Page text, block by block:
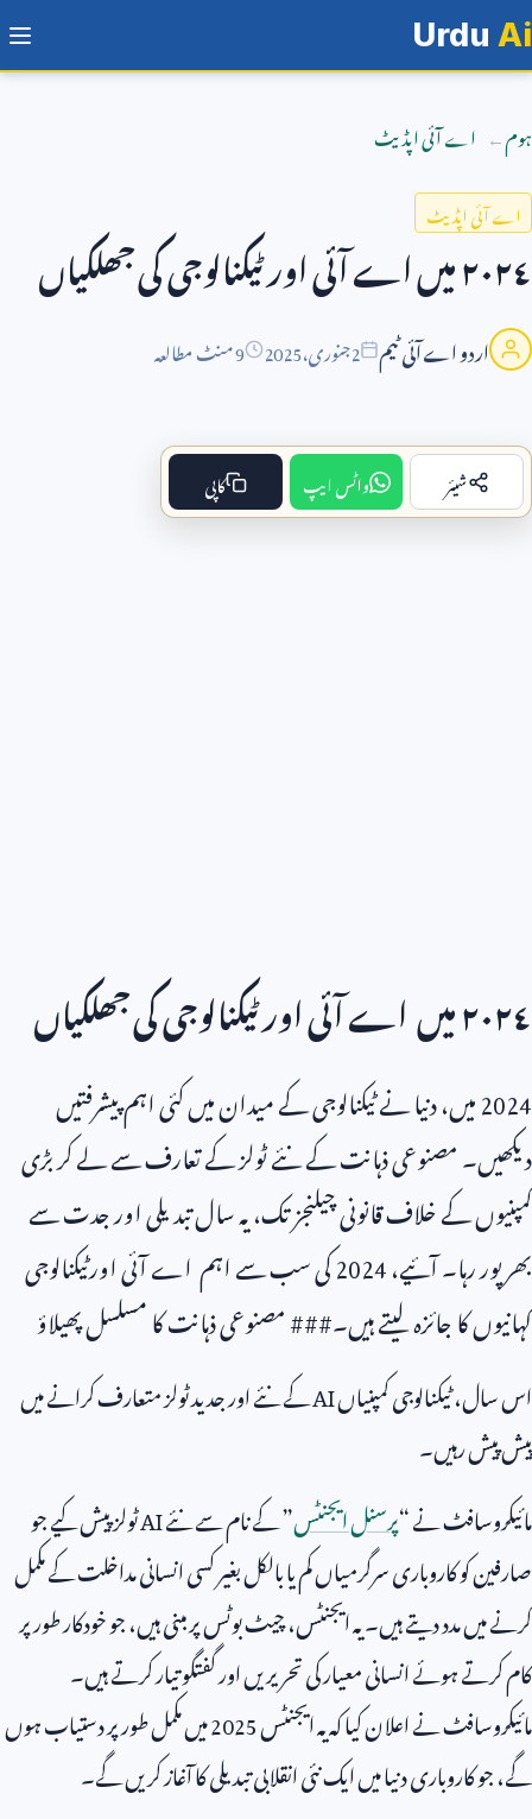
Urdu Ai
ہوم اے آئی اپڈیٹ
اے آئی اپڈیٹ
٢٠٢٤ میں اے آئی اور ٹیکنالوجی کی جھلکیاں
اردو اے آئی ٹیم 2جنوری،2025 9 منٹ مطالعہ
٢٠٢٤ میں اے آئی اور ٹیکنالوجی کی جھلکیاں
2024میں، دنیا نے ٹیکنالوجی کے میدان میں کئی اہم پیشرفتیں
دیکھیں۔ مصنوعی ذہانت کے نئے ٹولز کے تعارف سے لے کر بڑی
کمپنیوں کے خلاف قانونی چیلنجز تک، یہ سال تبدیلی اور جدت سے
بھرپور رہا۔ آئیے،2024کی سب سے اہم اے آئی اورٹیکنالوجی
کہانیوں کا جائزہ لیتے ہیں۔### مصنوعی ذہانت کا مسلسل پھیلاؤ
اس سال، ٹیکنالوجی کمپنیاںAIکے نئے اور جدید ٹولز متعارف کرانے میں
پیش پیش رہیں۔
مائیکروسافٹ نے “پرسنل ایجنٹس” کے نام سے نئےAIٹولز پیش کیے جو
صارفین کو کاروباری سرگرمیاں کم یا بالکل بغیر کسی انسانی مداخلت کے مکمل
کرنے میں مدد دیتے ہیں۔ یہ ایجنٹس، چیٹ بوٹس پر مبنی ہیں، جو خودکار طور پر
کام کرتے ہوئے انسانی معیار کی تحریریں اور گفتگو تیار کرتے ہیں۔
مائیکروسافٹ نے اعلان کیا کہ یہ ایجنٹس2025میں مکمل طور پر دستیاب ہوں
گے، جو کاروباری دنیا میں ایک نئی انقلابی تبدیلی کا آغاز کریں گے۔
شیئر واٹس ایپ کاپی